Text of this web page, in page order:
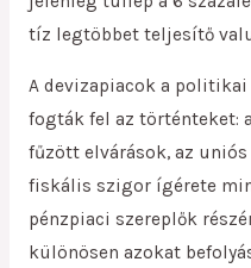
tíz legtöbbet teljesítő
A devizapiacok a
fogták fel az történteket:
fűzött elvárások, az uniós
fiskális szigor ígérete
pénzpiaci szereplők
különösen azokat